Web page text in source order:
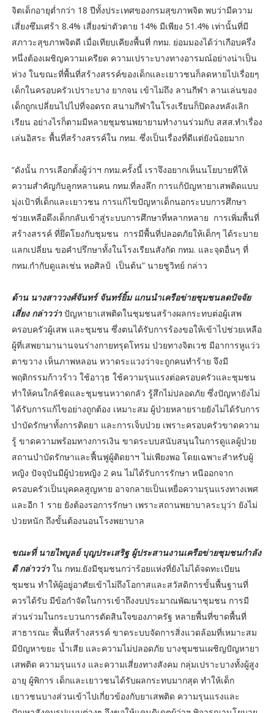
จิตเด็กอายุต่ำกว่า 18 ปีทั้งประเทศของกรมสุขภาพจิต พบว่ามีความ
เสี่ยงซึมเศร้า 8.4% เสี่ยงฆ่าตัวตาย 14% มีเพียง 51.4% เท่านั้นที่มี
สภาวะสุขภาพจิตดี เมื่อเทียบเคียงพื้นที่ กทม. ย่อมมองได้ว่าเกือบครึ่ง
หนึ่งต้องเผชิญความเครียด ความเปราะบางทางอารมณ์อย่างน่าเป็น
ห่วง ในขณะที่พื้นที่สร้างสรรค์ของเด็กและเยาวชนก็ลดหายไปเรื่อยๆ
เด็กในครอบครัวเปราะบาง ยากจน เข้าไม่ถึง ลานกีฬา ลานเล่นของ
เด็กถูกเปลี่ยนไปไปที่จอดรถ สนามกีฬาในโรงเรียนก็ปิดลงหลังเลิก
เรียน อย่างไรก็ตามมีหลายชุมชนพยายามทำงานร่วมกับ สสส.ทำเรื่อง
เล่นอิสระ พื้นที่สร้างสรรค์ใน กทม. ซึ่งเป็นเรื่องที่ดีแต่ยังน้อยมาก
“ดังนั้น การเลือกตั้งผู้ว่าฯ กทม.ครั้งนี้ เราจึงอยากเห็นนโยบายที่ให้
ความสำคัญกับลูกหลานคน กทม.ที่ลงลึก การแก้ปัญหายาเสพติดแบบ
มุ่งเป้าที่เด็กและเยาวชน การแก้ไขปัญหาเด็กนอกระบบการศึกษา
ช่วยเหลือดึงเด็กกลับเข้าสู่ระบบการศึกษาที่หลากหลาย การเพิ่มพื้นที่
สร้างสรรค์ ที่ยึดโยงกับชุมชน การมีพื้นที่ปลอดภัยให้เด็กๆ ได้ระบาย
แลกเปลี่ยน ขอคำปรึกษาทั้งในโรงเรียนสังกัด กทม. และจุดอื่นๆ ที่
กทม.กำกับดูแลเช่น หอศิลป์ เป็นต้น” นายชูวิทย์ กล่าว
ด้าน นางสาววงศ์จันทร์ จันทร์ยิ้ม แกนนำเครือข่ายชุมชนลดปัจจัย
เสี่ยง กล่าวว่าปัญหายาเสพติดในชุมชนสร้างผลกระทบต่อผู้เสพ
ครอบครัวผู้เสพ และชุมชน ซึ่งตนได้รับการร้องขอให้เข้าไปช่วยเหลือ
ผู้ที่เสพยามานานจนร่างกายทรุดโทรม ป่วยทางจิตเวช มีอาการหูแว่ว
ตาขวาง เห็นภาพหลอน หวาดระแวงว่าจะถูกคนทำร้าย จึงมี
พฤติกรรมก้าวร้าว ใช้อาวุธ ใช้ความรุนแรงต่อครอบครัวและชุมชน
ทำให้คนใกล้ชิดและชุมชนหวาดกลัว รู้สึกไม่ปลอดภัย ซึ่งปัญหายังไม่
ได้รับการแก้ไขอย่างถูกต้อง เหมาะสม ผู้ป่วยหลายรายยังไม่ได้รับการ
บำบัดรักษาทั้งการติดยา และการเจ็บป่วย เพราะครอบครัวขาดความ
รู้ ขาดความพร้อมทางการเงิน ขาดระบบสนับสนุนในการดูแลผู้ป่วย
สถานบำบัดรักษาและฟื้นฟูผู้ติดยาฯ ไม่เพียงพอ โดยเฉพาะสำหรับผู้
หญิง ปัจจุบันมีผู้ป่วยหญิง 2 คน ไม่ได้รับการรักษา หนีออกจาก
ครอบครัวเป็นบุคคลสูญหาย อาจกลายเป็นเหยื่อความรุนแรงทางเพศ
และอีก 1 ราย ยังต้องรอการรักษา เพราะสถานพยาบาลระบุว่า ยังไม่
ป่วยหนัก ถึงขั้นต้องนอนโรงพยาบาล
ขณะที่ นายไพบูลย์ บุญประเสริฐ ผู้ประสานงานเครือข่ายชุมชนกำลัง
ดี กล่าวว่าใน กทม.ยังมีชุมชนกว่าร้อยแห่งที่ยังไม่ได้จดทะเบียน
ชุมชน ทำให้ผู้อยู่อาศัยเข้าไม่ถึงโอกาสและสวัสดิการขั้นพื้นฐานที่
ควรได้รับ มีข้อกำจัดในการเข้าถึงงบประมาณพัฒนาชุมชน การมี
ส่วนร่วมในกระบวนการตัดสินใจของภาครัฐ หลายพื้นที่ขาดพื้นที่
สาธารณะ พื้นที่สร้างสรรค์ ขาดระบบจัดการสิ่งแวดล้อมที่เหมาะสม
มีปัญหาขยะ น้ำเสีย และความไม่ปลอดภัย บางชุมชนเผชิญปัญหายา
เสพติด ความรุนแรง และความเสี่ยงทางสังคม กลุ่มเปราะบางทั้งผู้สูง
อายุ ผู้พิการ เด็กและเยาวชนได้รับผลกระทบมากสุด ทำให้เด็ก
เยาวชนบางส่วนเข้าไปเกี่ยวข้องกับยาเสพติด ความรุนแรงและ